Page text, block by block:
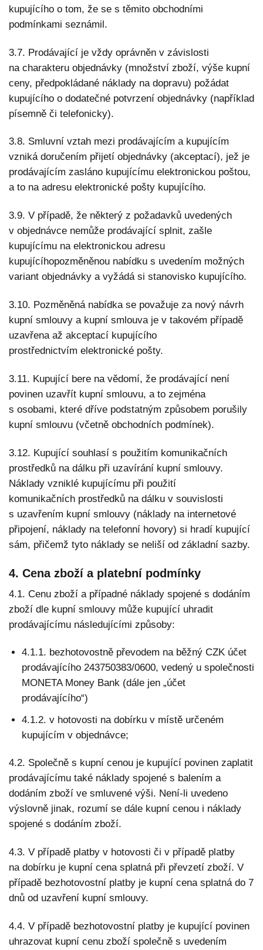
kupujícího o tom, že se s těmito obchodními
podmínkami seznámil.
3.7. Prodávající je vždy oprávněn v závislosti
na charakteru objednávky (množství zboží, výše kupní
ceny, předpokládané náklady na dopravu) požádat
kupujícího o dodatečné potvrzení objednávky (například
písemně či telefonicky).
3.8. Smluvní vztah mezi prodávajícím a kupujícím
vzniká doručením přijetí objednávky (akceptací), jež je
prodávajícím zasláno kupujícímu elektronickou poštou,
a to na adresu elektronické pošty kupujícího.
3.9. V případě, že některý z požadavků uvedených
v objednávce nemůže prodávající splnit, zašle
kupujícímu na elektronickou adresu
kupujícíhopozměněnou nabídku s uvedením možných
variant objednávky a vyžádá si stanovisko kupujícího.
3.10. Pozměněná nabídka se považuje za nový návrh
kupní smlouvy a kupní smlouva je v takovém případě
uzavřena až akceptací kupujícího
prostřednictvím elektronické pošty.
3.11. Kupující bere na vědomí, že prodávající není
povinen uzavřít kupní smlouvu, a to zejména
s osobami, které dříve podstatným způsobem porušily
kupní smlouvu (včetně obchodních podmínek).
3.12. Kupující souhlasí s použitím komunikačních
prostředků na dálku při uzavírání kupní smlouvy.
Náklady vzniklé kupujícímu při použití
komunikačních prostředků na dálku v souvislosti
s uzavřením kupní smlouvy (náklady na internetové
připojení, náklady na telefonní hovory) si hradí kupující
sám, přičemž tyto náklady se neliší od základní sazby.
4. Cena zboží a platební podmínky
4.1. Cenu zboží a případné náklady spojené s dodáním
zboží dle kupní smlouvy může kupující uhradit
prodávajícímu následujícími způsoby:
4.1.1. bezhotovostně převodem na běžný CZK účet
prodávajícího 243750383/0600, vedený u společnosti
MONETA Money Bank (dále jen „účet
prodávajícího“)
4.1.2. v hotovosti na dobírku v místě určeném
kupujícím v objednávce;
4.2. Společně s kupní cenou je kupující povinen zaplatit
prodávajícímu také náklady spojené s balením a
dodáním zboží ve smluvené výši. Není-li uvedeno
výslovně jinak, rozumí se dále kupní cenou i náklady
spojené s dodáním zboží.
4.3. V případě platby v hotovosti či v případě platby
na dobírku je kupní cena splatná při převzetí zboží. V
případě bezhotovostní platby je kupní cena splatná do 7
dnů od uzavření kupní smlouvy.
4.4. V případě bezhotovostní platby je kupující povinen
uhrazovat kupní cenu zboží společně s uvedením